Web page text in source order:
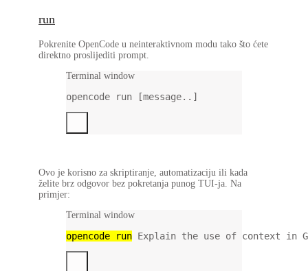
run
Pokrenite OpenCode u neinteraktivnom modu tako što ćete
direktno proslijediti prompt.
Terminal window
opencode run [message..]
Ovo je korisno za skriptiranje, automatizaciju ili kada
želite brz odgovor bez pokretanja punog TUI-ja. Na
primjer:
Terminal window
opencode run Explain the use of context in